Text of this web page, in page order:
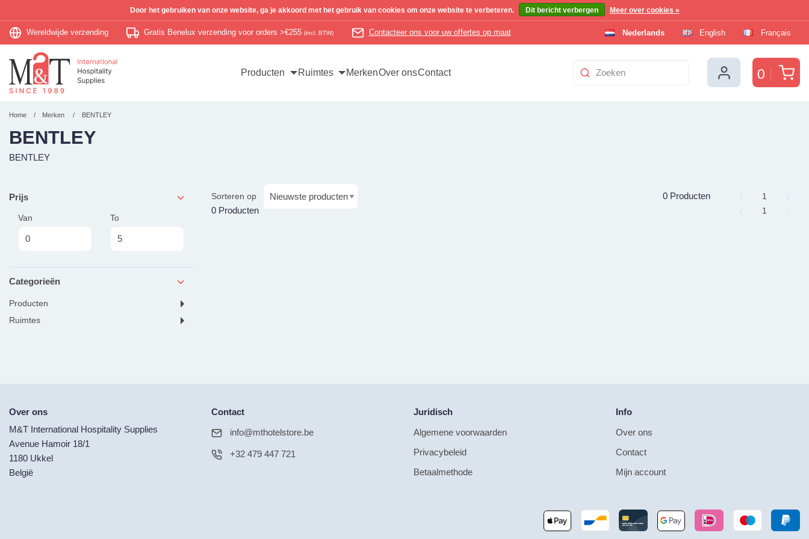
Wereldwijde verzending Gratis Benelux verzending voor orders >€255 (incl. BTW) Contacteer ons voor uw offertes op maat Nederlands English Français
0
Producten Ruimtes MerkenOver onsContact
Home Merken BENTLEY
BENTLEY
BENTLEY
Prijs
Van To
Categorieën
producten
ruimtes
0 Producten
Sorteren op Page
1
0 Producten Page
1
Over ons
M&T International Hospitality Supplies
Avenue Hamoir 18/1
1180 Ukkel
België
Contact
info@mthotelstore.be
+32 479 447 721
Juridisch
Algemene voorwaarden
Privacybeleid
Betaalmethode
Info
Over ons
Contact
Mijn account
Door het gebruiken van onze website, ga je akkoord met het gebruik van cookies om onze website te verbeteren. Dit bericht verbergen Meer over cookies »